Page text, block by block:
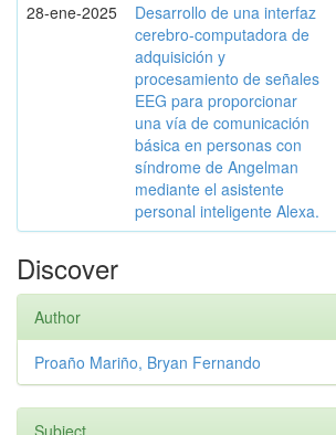
28-ene-2025
Desarrollo de una interfaz
cerebro-computadora de
adquisición y
procesamiento de señales
EEG para proporcionar
una vía de comunicación
básica en personas con
síndrome de Angelman
mediante el asistente
personal inteligente Alexa.
Discover
Author
Proaño Mariño, Bryan Fernando
Subject